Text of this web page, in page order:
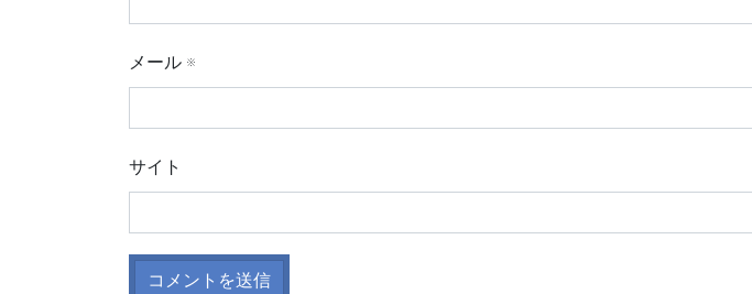
メール ※
サイト